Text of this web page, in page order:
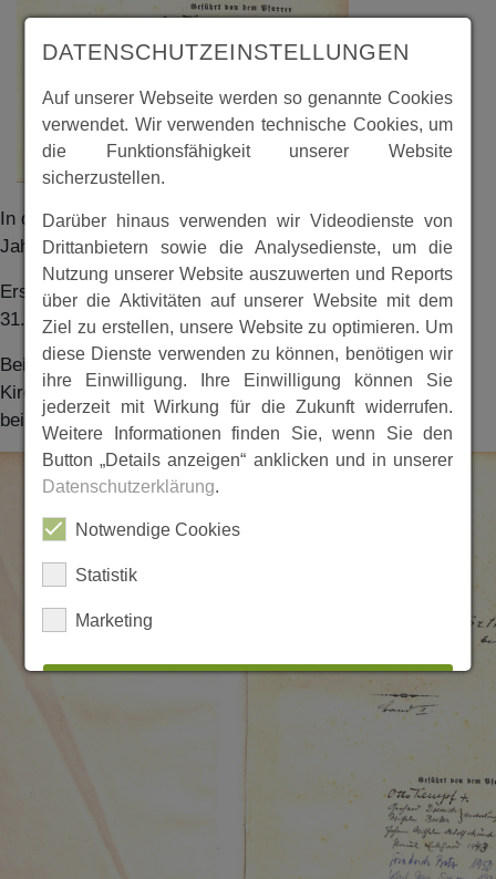
In dem Kirchenbuch sind die Sterbefälle in Beiseförth der
Jahre 1910 bis 1987 vermerkt.
Erster Eintrag am 01.01.1910 ; letzter Eintrag am
31.12.1987. Mit Register.
Bei berechtigtem Interesse können einzelne Inhalte des
Kirchenbuchs,unter Angabe des Verwendungszwecks
beim Verein abgefragt werden.
DATENSCHUTZEINSTELLUNGEN
Auf unserer Webseite werden so genannte Cookies
verwendet. Wir verwenden technische Cookies, um
die Funktionsfähigkeit unserer Website
sicherzustellen.
Darüber hinaus verwenden wir Videodienste von
Drittanbietern sowie die Analysedienste, um die
Nutzung unserer Website auszuwerten und Reports
über die Aktivitäten auf unserer Website mit dem
Ziel zu erstellen, unsere Website zu optimieren. Um
diese Dienste verwenden zu können, benötigen wir
ihre Einwilligung. Ihre Einwilligung können Sie
jederzeit mit Wirkung für die Zukunft widerrufen.
Weitere Informationen finden Sie, wenn Sie den
Button „Details anzeigen“ anklicken und in unserer
Datenschutzerklärung.
Notwendige Cookies
Statistik
Marketing
ALLES AUSWÄHLEN
SPEICHERN